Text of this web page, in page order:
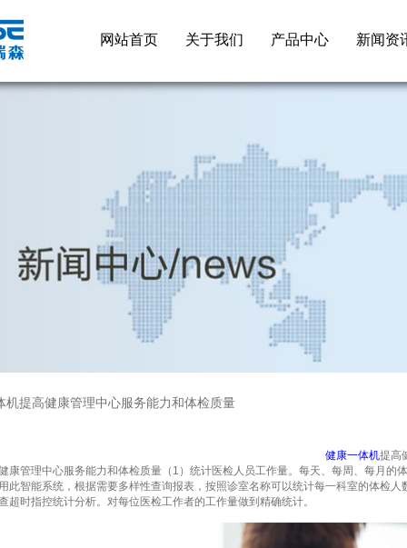
网站首页 关于我们 产品中心 新闻资
机提高健康管理中心服务能力和体检质量
健康一体机提高
康管理中心服务能力和体检质量（1）统计医检人员工作量。每天、每周、每月
此智能系统，根据需要多样性查询报表，按照诊室名称可以统计每一科室的体检
超时指控统计分析。对每位医检工作者的工作量做到精确统计。